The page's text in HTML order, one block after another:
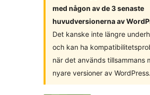
med någon av de 3 senaste
huvudversionerna av
Det kanske inte längre
och kan ha
när det används tillsammans
nyare versioner av WordPress.